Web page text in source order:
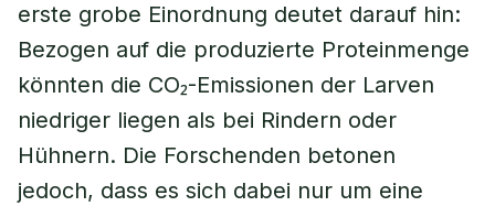
erste grobe Einordnung deutet darauf hin:
Bezogen auf die produzierte Proteinmenge
könnten die CO₂-Emissionen der Larven
niedriger liegen als bei Rindern oder
Hühnern. Die Forschenden betonen
jedoch, dass es sich dabei nur um eine